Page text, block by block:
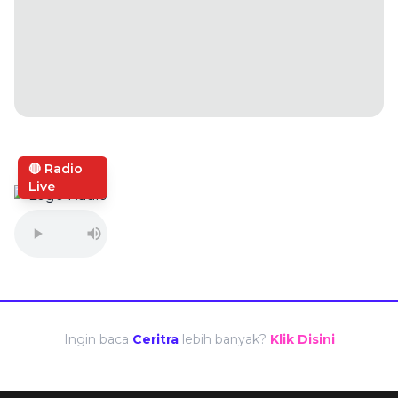
🔴 Radio
Live
Ingin baca Ceritra lebih banyak? Klik Disini